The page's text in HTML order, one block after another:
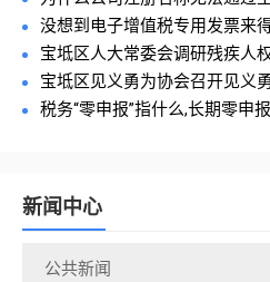
没想到电子增值税专用发票来
宝坻区人大常委会调研残疾人
宝坻区见义勇为协会召开见义
税务“零申报”指什么,长期零申
新闻中心
公共新闻